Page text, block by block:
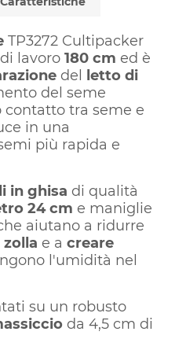
TP3272 Cultipacker
lavoro 180 cm ed è
del
letto di
del seme
tra seme e
in una
più rapida e
in ghisa di qualità
24 cm e maniglie
aiutano a ridurre
zolla e a creare
l'umidità nel
su un robusto
da 4,5 cm di